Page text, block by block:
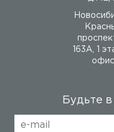
163А, 1
офис
Будьте